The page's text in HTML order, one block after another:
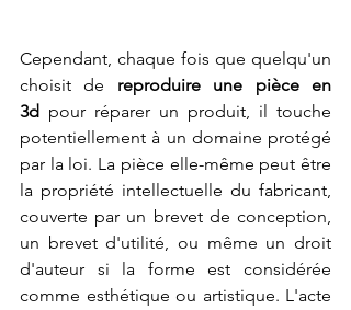
Cependant, chaque fois que quelqu'un
choisit de reproduire une pièce en
3d pour réparer un produit, il touche
potentiellement à un domaine protégé
par la loi. La pièce elle-même peut être
la propriété intellectuelle du fabricant,
couverte par un brevet de conception,
un brevet d'utilité, ou même un droit
d'auteur si la forme est considérée
comme esthétique ou artistique. L'acte